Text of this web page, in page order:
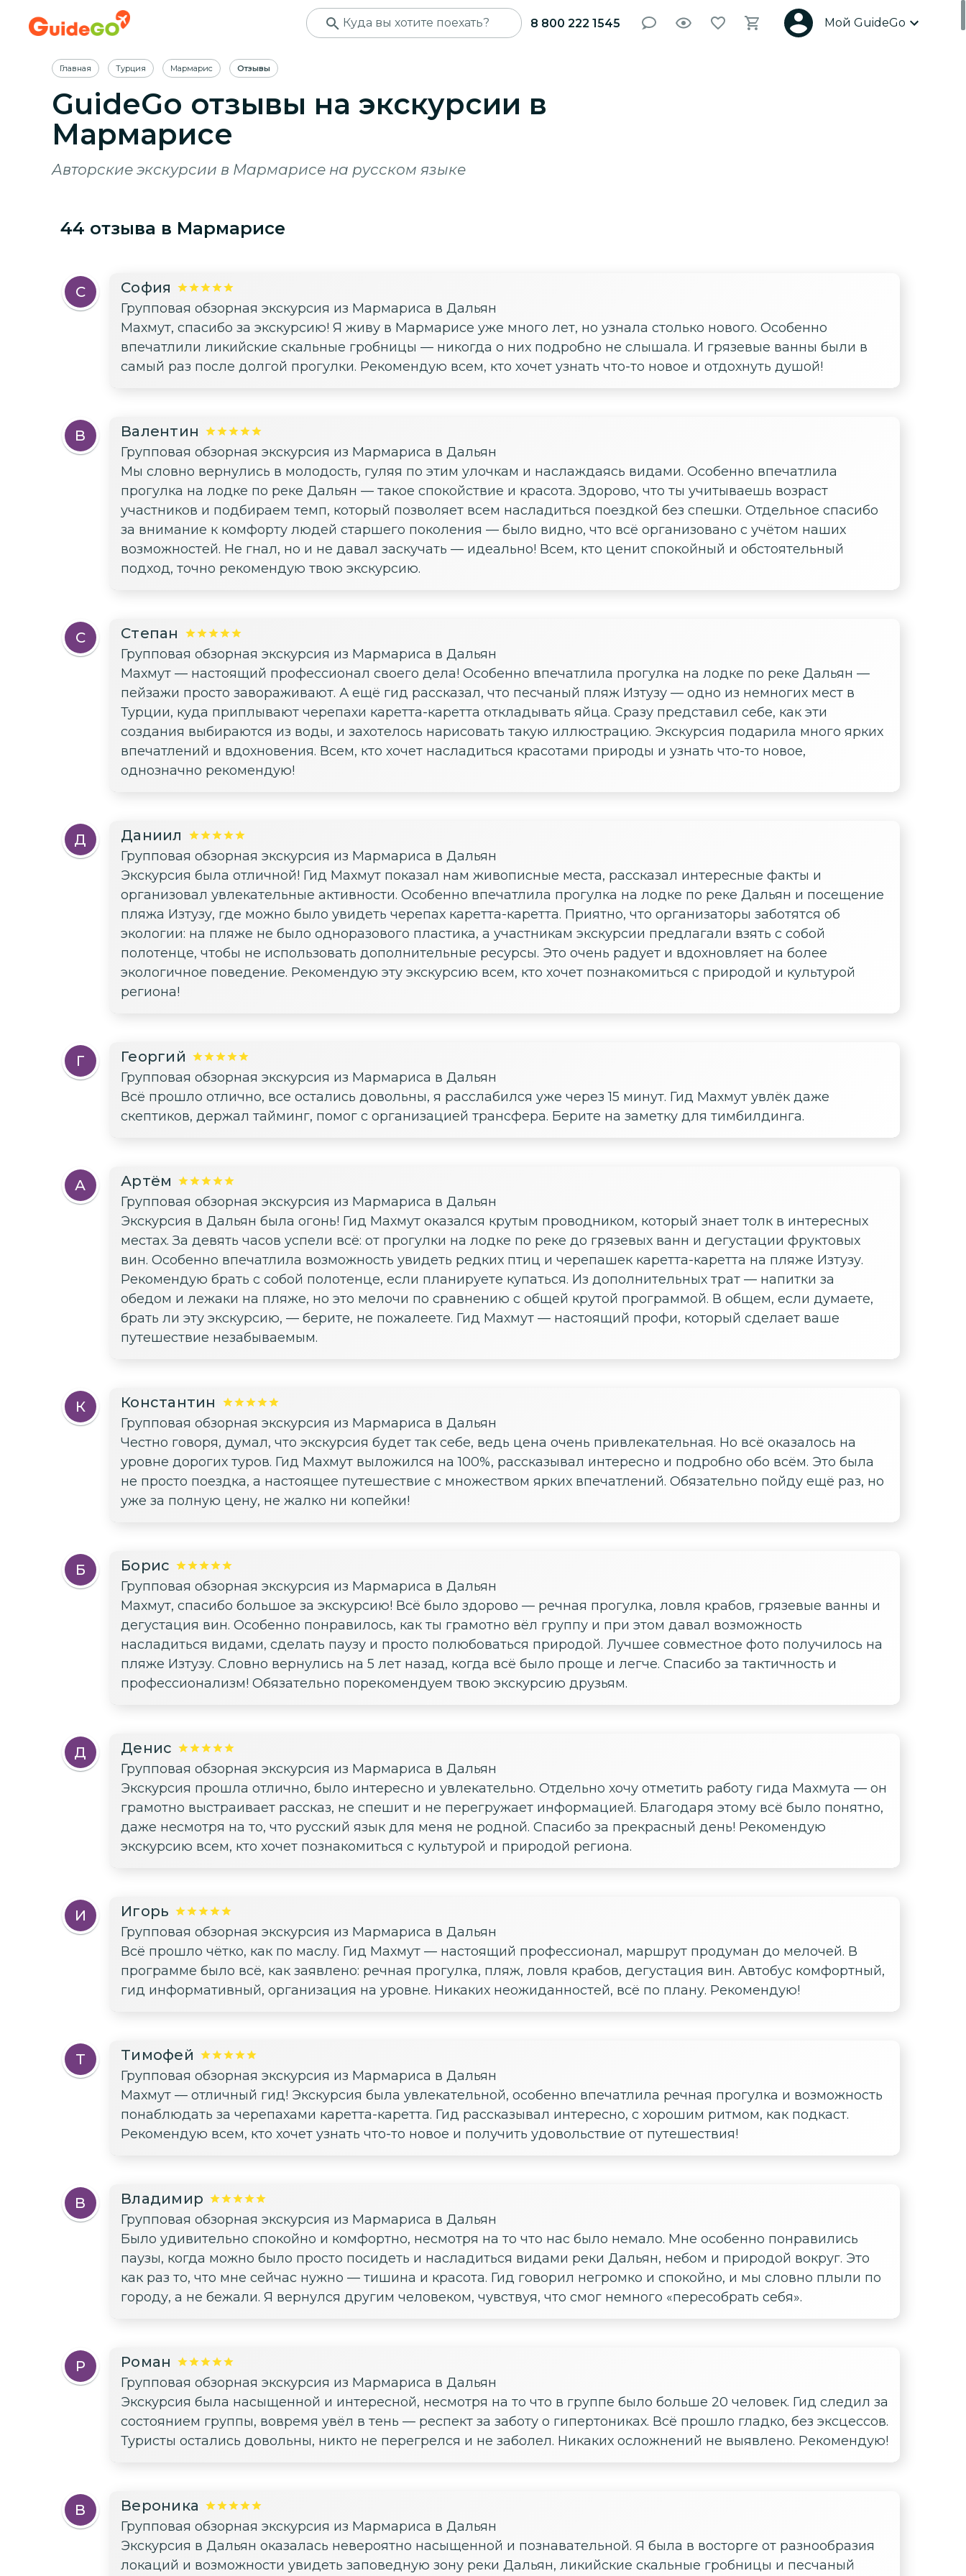
8 800 222 1545 Мой GuideGo
Главная Турция Мармарис Отзывы
GuideGo отзывы на экскурсии в
Мармарисе
Авторские экскурсии в Мармарисе на русском языке
44 отзыва в Мармарисе
С София
Групповая обзорная экскурсия из Мармариса в Дальян
Махмут, спасибо за экскурсию! Я живу в Мармарисе уже много лет, но узнала столько нового. Особенно
впечатлили ликийские скальные гробницы — никогда о них подробно не слышала. И грязевые ванны были в
самый раз после долгой прогулки. Рекомендую всем, кто хочет узнать что-то новое и отдохнуть душой!
В Валентин
Групповая обзорная экскурсия из Мармариса в Дальян
Мы словно вернулись в молодость, гуляя по этим улочкам и наслаждаясь видами. Особенно впечатлила
прогулка на лодке по реке Дальян — такое спокойствие и красота. Здорово, что ты учитываешь возраст
участников и подбираем темп, который позволяет всем насладиться поездкой без спешки. Отдельное спасибо
за внимание к комфорту людей старшего поколения — было видно, что всё организовано с учётом наших
возможностей. Не гнал, но и не давал заскучать — идеально! Всем, кто ценит спокойный и обстоятельный
подход, точно рекомендую твою экскурсию.
С Степан
Групповая обзорная экскурсия из Мармариса в Дальян
Махмут — настоящий профессионал своего дела! Особенно впечатлила прогулка на лодке по реке Дальян —
пейзажи просто завораживают. А ещё гид рассказал, что песчаный пляж Изтузу — одно из немногих мест в
Турции, куда приплывают черепахи каретта-каретта откладывать яйца. Сразу представил себе, как эти
создания выбираются из воды, и захотелось нарисовать такую иллюстрацию. Экскурсия подарила много ярких
впечатлений и вдохновения. Всем, кто хочет насладиться красотами природы и узнать что-то новое,
однозначно рекомендую!
Д Даниил
Групповая обзорная экскурсия из Мармариса в Дальян
Экскурсия была отличной! Гид Махмут показал нам живописные места, рассказал интересные факты и
организовал увлекательные активности. Особенно впечатлила прогулка на лодке по реке Дальян и посещение
пляжа Изтузу, где можно было увидеть черепах каретта-каретта. Приятно, что организаторы заботятся об
экологии: на пляже не было одноразового пластика, а участникам экскурсии предлагали взять с собой
полотенце, чтобы не использовать дополнительные ресурсы. Это очень радует и вдохновляет на более
экологичное поведение. Рекомендую эту экскурсию всем, кто хочет познакомиться с природой и культурой
региона!
Г Георгий
Групповая обзорная экскурсия из Мармариса в Дальян
Всё прошло отлично, все остались довольны, я расслабился уже через 15 минут. Гид Махмут увлёк даже
скептиков, держал тайминг, помог с организацией трансфера. Берите на заметку для тимбилдинга.
А Артём
Групповая обзорная экскурсия из Мармариса в Дальян
Экскурсия в Дальян была огонь! Гид Махмут оказался крутым проводником, который знает толк в интересных
местах. За девять часов успели всё: от прогулки на лодке по реке до грязевых ванн и дегустации фруктовых
вин. Особенно впечатлила возможность увидеть редких птиц и черепашек каретта-каретта на пляже Изтузу.
Рекомендую брать с собой полотенце, если планируете купаться. Из дополнительных трат — напитки за
обедом и лежаки на пляже, но это мелочи по сравнению с общей крутой программой. В общем, если думаете,
брать ли эту экскурсию, — берите, не пожалеете. Гид Махмут — настоящий профи, который сделает ваше
путешествие незабываемым.
К Константин
Групповая обзорная экскурсия из Мармариса в Дальян
Честно говоря, думал, что экскурсия будет так себе, ведь цена очень привлекательная. Но всё оказалось на
уровне дорогих туров. Гид Махмут выложился на 100%, рассказывал интересно и подробно обо всём. Это была
не просто поездка, а настоящее путешествие с множеством ярких впечатлений. Обязательно пойду ещё раз, но
уже за полную цену, не жалко ни копейки!
Б Борис
Групповая обзорная экскурсия из Мармариса в Дальян
Махмут, спасибо большое за экскурсию! Всё было здорово — речная прогулка, ловля крабов, грязевые ванны и
дегустация вин. Особенно понравилось, как ты грамотно вёл группу и при этом давал возможность
насладиться видами, сделать паузу и просто полюбоваться природой. Лучшее совместное фото получилось на
пляже Изтузу. Словно вернулись на 5 лет назад, когда всё было проще и легче. Спасибо за тактичность и
профессионализм! Обязательно порекомендуем твою экскурсию друзьям.
Д Денис
Групповая обзорная экскурсия из Мармариса в Дальян
Экскурсия прошла отлично, было интересно и увлекательно. Отдельно хочу отметить работу гида Махмута — он
грамотно выстраивает рассказ, не спешит и не перегружает информацией. Благодаря этому всё было понятно,
даже несмотря на то, что русский язык для меня не родной. Спасибо за прекрасный день! Рекомендую
экскурсию всем, кто хочет познакомиться с культурой и природой региона.
И Игорь
Групповая обзорная экскурсия из Мармариса в Дальян
Всё прошло чётко, как по маслу. Гид Махмут — настоящий профессионал, маршрут продуман до мелочей. В
программе было всё, как заявлено: речная прогулка, пляж, ловля крабов, дегустация вин. Автобус комфортный,
гид информативный, организация на уровне. Никаких неожиданностей, всё по плану. Рекомендую!
Т Тимофей
Групповая обзорная экскурсия из Мармариса в Дальян
Махмут — отличный гид! Экскурсия была увлекательной, особенно впечатлила речная прогулка и возможность
понаблюдать за черепахами каретта-каретта. Гид рассказывал интересно, с хорошим ритмом, как подкаст.
Рекомендую всем, кто хочет узнать что-то новое и получить удовольствие от путешествия!
В Владимир
Групповая обзорная экскурсия из Мармариса в Дальян
Было удивительно спокойно и комфортно, несмотря на то что нас было немало. Мне особенно понравились
паузы, когда можно было просто посидеть и насладиться видами реки Дальян, небом и природой вокруг. Это
как раз то, что мне сейчас нужно — тишина и красота. Гид говорил негромко и спокойно, и мы словно плыли по
городу, а не бежали. Я вернулся другим человеком, чувствуя, что смог немного «пересобрать себя».
Р Роман
Групповая обзорная экскурсия из Мармариса в Дальян
Экскурсия была насыщенной и интересной, несмотря на то что в группе было больше 20 человек. Гид следил за
состоянием группы, вовремя увёл в тень — респект за заботу о гипертониках. Всё прошло гладко, без эксцессов.
Туристы остались довольны, никто не перегрелся и не заболел. Никаких осложнений не выявлено. Рекомендую!
В Вероника
Групповая обзорная экскурсия из Мармариса в Дальян
Экскурсия в Дальян оказалась невероятно насыщенной и познавательной. Я была в восторге от разнообразия
локаций и возможности увидеть заповедную зону реки Дальян, ликийские скальные гробницы и песчаный